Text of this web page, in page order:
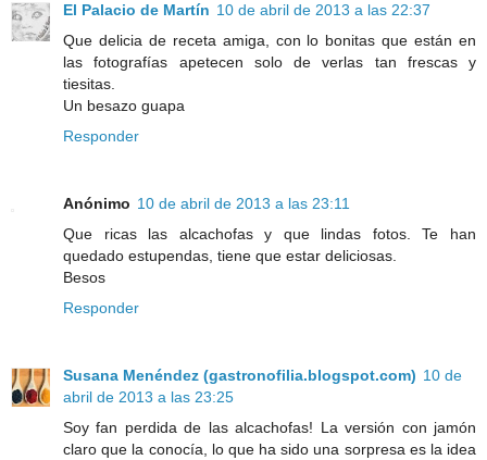
El Palacio de Martín 10 de abril de 2013 a las 22:37
Que delicia de receta amiga, con lo bonitas que están en
las fotografías apetecen solo de verlas tan frescas y
tiesitas.
Un besazo guapa
Responder
Anónimo 10 de abril de 2013 a las 23:11
Que ricas las alcachofas y que lindas fotos. Te han
quedado estupendas, tiene que estar deliciosas.
Besos
Responder
Susana Menéndez (gastronofilia.blogspot.com) 10 de
abril de 2013 a las 23:25
Soy fan perdida de las alcachofas! La versión con jamón
claro que la conocía, lo que ha sido una sorpresa es la idea